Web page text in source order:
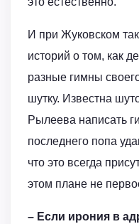
И при Жуковском
историй о том, как
разные гимны
шутку. Известна
Рылеева написать
последнего попа
что это всегда
этом плане не
– Если ирония в